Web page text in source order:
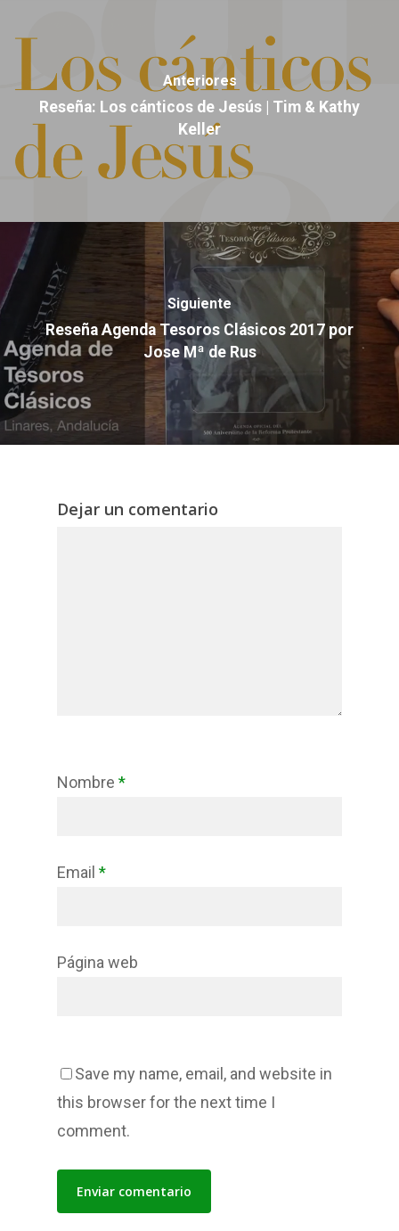
Anteriores
Reseña: Los cánticos de Jesús | Tim & Kathy
Keller
Siguiente
Reseña Agenda Tesoros Clásicos 2017 por
Jose Mª de Rus
Dejar un comentario
Nombre *
Email *
Página web
Save my name, email, and website in
this browser for the next time I
comment.